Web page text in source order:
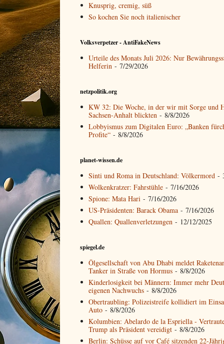
Knusprig, cremig, süß
So kochen Sie noch italienischer
Volksverpetzer - AntiFakeNews
Urteile des Monats Juli 2026: Nur
Helferin - 7/29/2026
netzpolitik.org
KW 32: Die Woche, in der wir mit Sorge und
Sachsen-Anhalt blickten - 8/8/2026
Lobbyismus zum Digitalen Euro: „Banken
Profite“ - 8/8/2026
planet-wissen.de
Sinti und Roma in Deutschland: Völkermord -
Wolkenkratzer: Fahrstühle - 7/16/2026
Spione: Mata Hari - 7/16/2026
US-Präsidenten: Barack Obama - 7/16/2026
Quallen: Quallenverletzungen - 12/12/2025
spiegel.de
Ölgesellschaft von Abu Dhabi meldet
Tanker in Straße von Hormus - 8/8/2026
Kinderlosigkeit bei Männern: Immer mehr
eigenen Nachwuchs - 8/8/2026
Obertraubling: Polizeistreife kollidiert im
Auto - 8/8/2026
Kolumbien: Abelardo de la Espriella -
Trump als Präsident vereidigt - 8/8/2026
Berlin: Schüsse auf vor Café sitzenden 22-